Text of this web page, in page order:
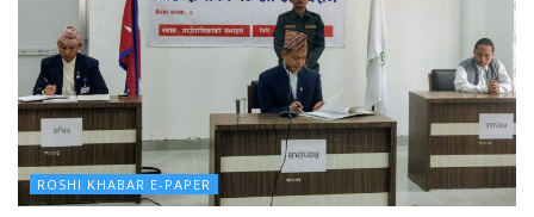
ROSHI KHABAR E-PAPER